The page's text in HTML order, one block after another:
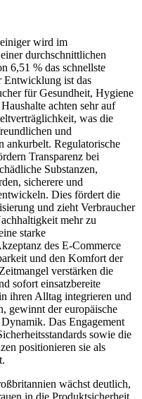
wird im
durchschnittlichen
6,51 % das schnellste
Entwicklung ist das
für Gesundheit, Hygiene
achten sehr auf
was die
und
ankurbelt. Regulatorische
Transparenz bei
Substanzen,
sicherere und
Dies fördert die
und zieht Verbraucher
mehr zu
starke
des E-Commerce
und den Komfort der
verstärken die
sofort einsatzbereite
ihren Alltag integrieren und
gewinnt der europäische
Das Engagement
sowie die
positionieren sie als
wächst deutlich,